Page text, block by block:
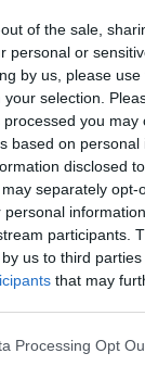
of the sale,
personal or
by us, please
selection.
you may
based on
disclosed
separately opt-
personal
participants.
us to third
that may
website/app
Processing Opt
da quelli che
e mostra
separati —
fragilità
— si
mirati
per
globale